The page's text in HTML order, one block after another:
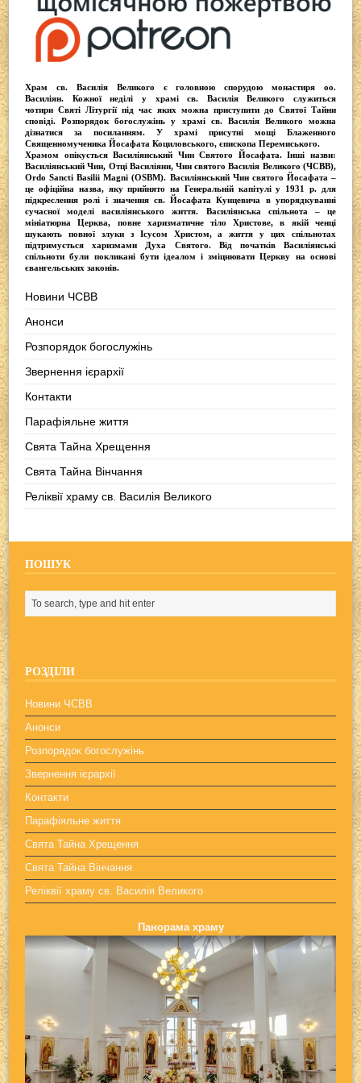
Храм св. Василія Великого є головною спорудою монастиря оо.
Василіян. Кожної неділі у храмі св. Василія Великого служиться
чотириСвяті Літургії під час яких можна приступити до Святої Тайни
сповіді.Розпорядок богослужінь у храмі св. Василія Великого можна
дізнатися за посиланням. У храмі присутні мощі Блаженного
Священномученика Йосафата Коциловського, єпископа Перемиського.
Храмом опікуєтьсяВасиліянський Чин Святого Йосафата. Інші назви:
Василіянський Чин, Отці Василіяни, Чин святого Василія Великого (ЧСВВ),
Ordо Sancti Basilii Magni (OSBM). Василіянський Чин святого Йосафата –
це офіційна назва, яку прийнято на Генеральній капітулі у 1931 р. для
підкреслення ролі і значення св. Йосафата Кунцевича в упорядкуванні
сучасної моделі василіянського життя. Василіянська спільнота – це
мініатюрна Церква, повне харизматичне тіло Христове, в якій ченці
шукають повної злуки з Iсусом Христом, а життя у цих спільнотах
підтримується харизмами Духа Святого. Від початків Василіянські
спільноти були покликані бути ідеалом і зміцнювати Церкву на основі
євангельських законів.
Новини ЧСВВ
Анонси
Розпорядок богослужінь
Звернення ієрархії
Контакти
Парафіяльне життя
Свята Тайна Хрещення
Свята Тайна Вінчання
Реліквії храму св. Василія Великого
ПОШУК
РОЗДІЛИ
Новини ЧСВВ
Анонси
Розпорядок богослужінь
Звернення ієрархії
Контакти
Парафіяльне життя
Свята Тайна Хрещення
Свята Тайна Вінчання
Реліквії храму св. Василія Великого
Панорама храму